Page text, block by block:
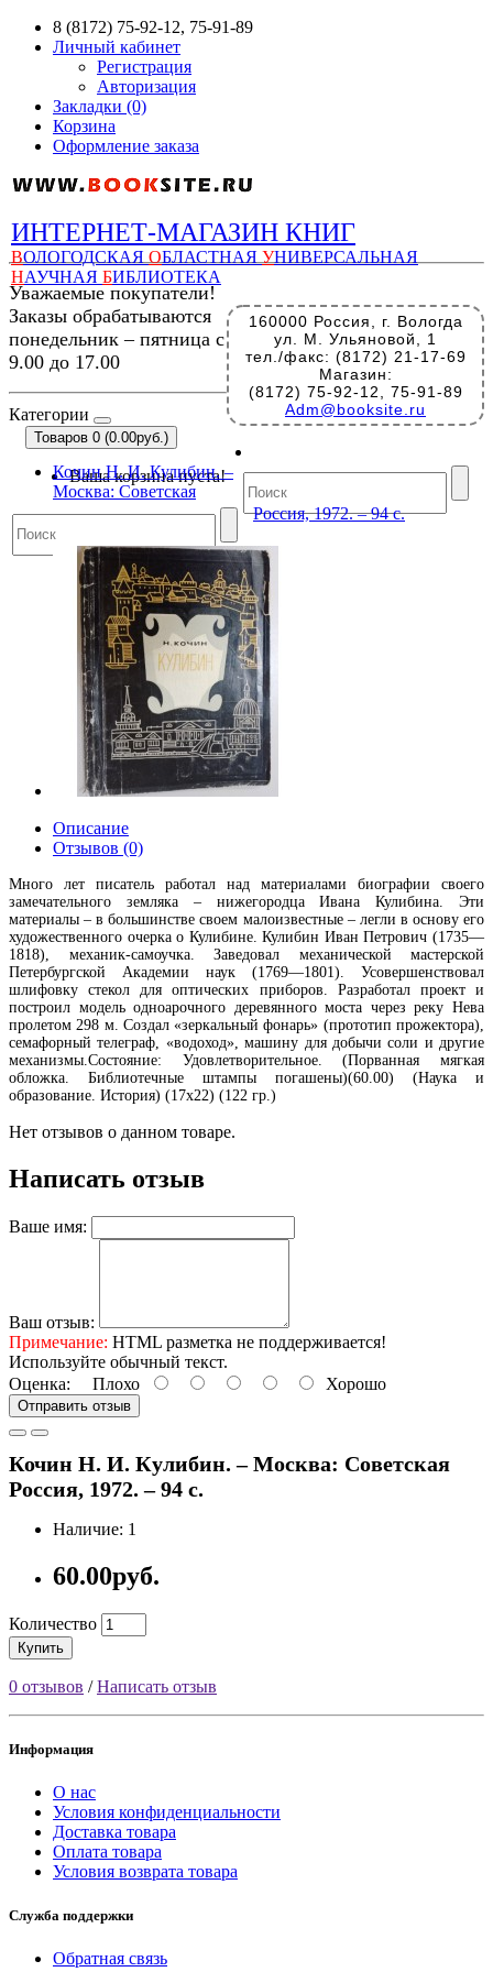
8 (8172) 75-92-12, 75-91-89
Личный кабинет
Регистрация
Авторизация
Закладки (0)
Корзина
Оформление заказа
ИНТЕРНЕТ-МАГАЗИН КНИГ
ВОЛОГОДСКАЯ ОБЛАСТНАЯ УНИВЕРСАЛЬНАЯ
НАУЧНАЯ БИБЛИОТЕКА
160000 Россия, г. Вологда
ул. М. Ульяновой, 1
тел./факс: (8172) 21-17-69
Магазин:
(8172) 75-92-12, 75-91-89
Adm@booksite.ru
Уважаемые покупатели!
Заказы обрабатываются
понедельник – пятница с
9.00 до 17.00
Категории
Товаров 0 (0.00руб.)
Ваша корзина пуста!
Кочин Н. И. Кулибин. –
Москва: Советская
Россия, 1972. – 94 с.
Описание
Отзывов (0)
Много лет писатель работал над материалами биографии своего
замечательного земляка – нижегородца Ивана Кулибина. Эти
материалы – в большинстве своем малоизвестные – легли в основу его
художественного очерка о Кулибине. Кулибин Иван Петрович (1735—
1818), механик-самоучка. Заведовал механической мастерской
Петербургской Академии наук (1769—1801). Усовершенствовал
шлифовку стекол для оптических приборов. Разработал проект и
построил модель одноарочного деревянного моста через реку Нева
пролетом 298 м. Создал «зеркальный фонарь» (прототип прожектора),
семафорный телеграф, «водоход», машину для добычи соли и другие
механизмы.Состояние: Удовлетворительное. (Порванная мягкая
обложка. Библиотечные штампы погашены)(60.00) (Наука и
образование. История) (17х22) (122 гр.)
Нет отзывов о данном товаре.
Написать отзыв
Ваше имя:
Ваш отзыв:
Примечание: HTML разметка не поддерживается!
Используйте обычный текст.
Оценка: Плохо Хорошо
Отправить отзыв
Кочин Н. И. Кулибин. – Москва: Советская
Россия, 1972. – 94 с.
Наличие: 1
60.00руб.
Количество
Купить
0 отзывов /Написать отзыв
Информация
О нас
Условия конфиденциальности
Доставка товара
Оплата товара
Условия возврата товара
Служба поддержки
Обратная связь